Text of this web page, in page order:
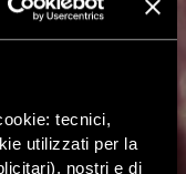
tecnici,
utilizzati per la
nostri e di